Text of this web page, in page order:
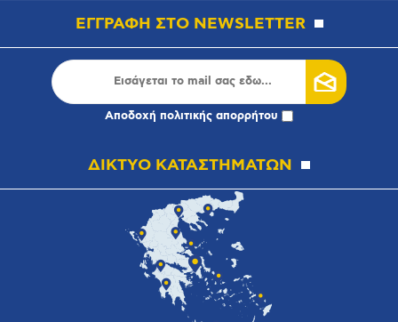
ΕΓΓΡΑΦΗ ΣΤΟ NEWSLETTER
Αποδοχή πολιτικής απορρήτου
ΔΙΚΤΥΟ ΚΑΤΑΣΤΗΜΑΤΩΝ